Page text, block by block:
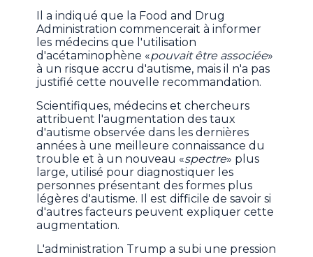
Il a indiqué que la Food and Drug
Administration commencerait à informer
les médecins que l'utilisation
d'acétaminophène «pouvait être associée»
à un risque accru d'autisme, mais il n'a pas
justifié cette nouvelle recommandation.
Scientifiques, médecins et chercheurs
attribuent l'augmentation des taux
d'autisme observée dans les dernières
années à une meilleure connaissance du
trouble et à un nouveau «spectre» plus
large, utilisé pour diagnostiquer les
personnes présentant des formes plus
légères d'autisme. Il est difficile de savoir si
d'autres facteurs peuvent expliquer cette
augmentation.
L'administration Trump a subi une pression